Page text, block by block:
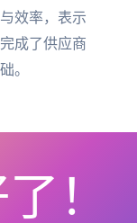
效率，表示
成了供应商
。
！